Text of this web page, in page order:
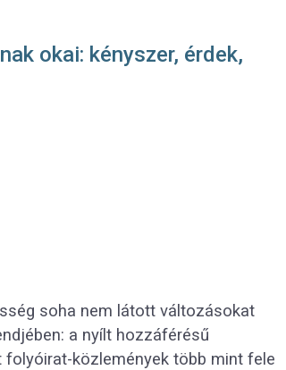
okai: kényszer, érdek,
soha nem látott változásokat
a nyílt hozzáférésű
közlemények több mint fele